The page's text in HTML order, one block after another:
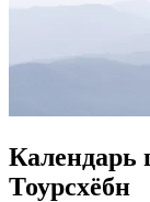
Календарь
Тоурсхёбн